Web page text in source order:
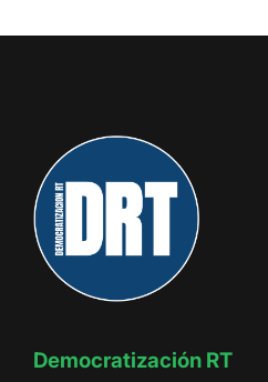
Democratización RT